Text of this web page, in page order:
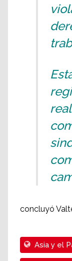
concluyó
Asia y el